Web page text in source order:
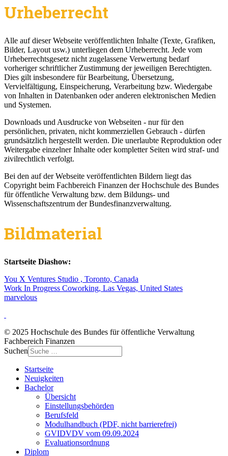
Urheberrecht
Alle auf dieser Webseite veröffentlichten Inhalte (Texte, Grafiken,
Bilder, Layout usw.) unterliegen dem Urheberrecht. Jede vom
Urheberrechtsgesetz nicht zugelassene Verwertung bedarf
vorheriger schriftlicher Zustimmung der jeweiligen Berechtigten.
Dies gilt insbesondere für Bearbeitung, Übersetzung,
Vervielfältigung, Einspeicherung, Verarbeitung bzw. Wiedergabe
von Inhalten in Datenbanken oder anderen elektronischen Medien
und Systemen.
Downloads und Ausdrucke von Webseiten - nur für den
persönlichen, privaten, nicht kommerziellen Gebrauch - dürfen
grundsätzlich hergestellt werden. Die unerlaubte Reproduktion oder
Weitergabe einzelner Inhalte oder kompletter Seiten wird straf- und
zivilrechtlich verfolgt.
Bei den auf der Webseite veröffentlichten Bildern liegt das
Copyright beim Fachbereich Finanzen der Hochschule des Bundes
für öffentliche Verwaltung bzw. dem Bildungs- und
Wissenschaftszentrum der Bundesfinanzverwaltung.
Bildmaterial
Startseite Diashow:
You X Ventures Studio , Toronto, Canada
Work In Progress Coworking, Las Vegas, United States
marvelous
© 2025 Hochschule des Bundes für öffentliche Verwaltung
Fachbereich Finanzen
Suchen
Startseite
Neuigkeiten
Bachelor
Übersicht
Einstellungsbehörden
Berufsfeld
Modulhandbuch (PDF, nicht barrierefrei)
GVIDVDV vom 09.09.2024
Evaluationsordnung
Diplom